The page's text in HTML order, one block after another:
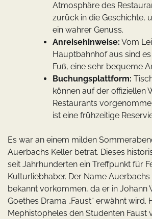
Atmosphäre des
zurück in die Geschichte,
ein wahrer Genuss.
Anreisehinweise: Vom
Hauptbahnhof aus sind
Fuß, eine sehr bequeme
Buchungsplattform:
können auf der offiziellen
Restaurants
ist eine frühzeitige
Es war an einem milden
Auerbachs Keller betrat. Dieses
seit Jahrhunderten ein Treffpunkt für
Kulturliebhaber. Der Name
bekannt vorkommen, da er in Johann
Goethes Drama „Faust“ erwähnt wird.
Mephistopheles den Studenten Faust